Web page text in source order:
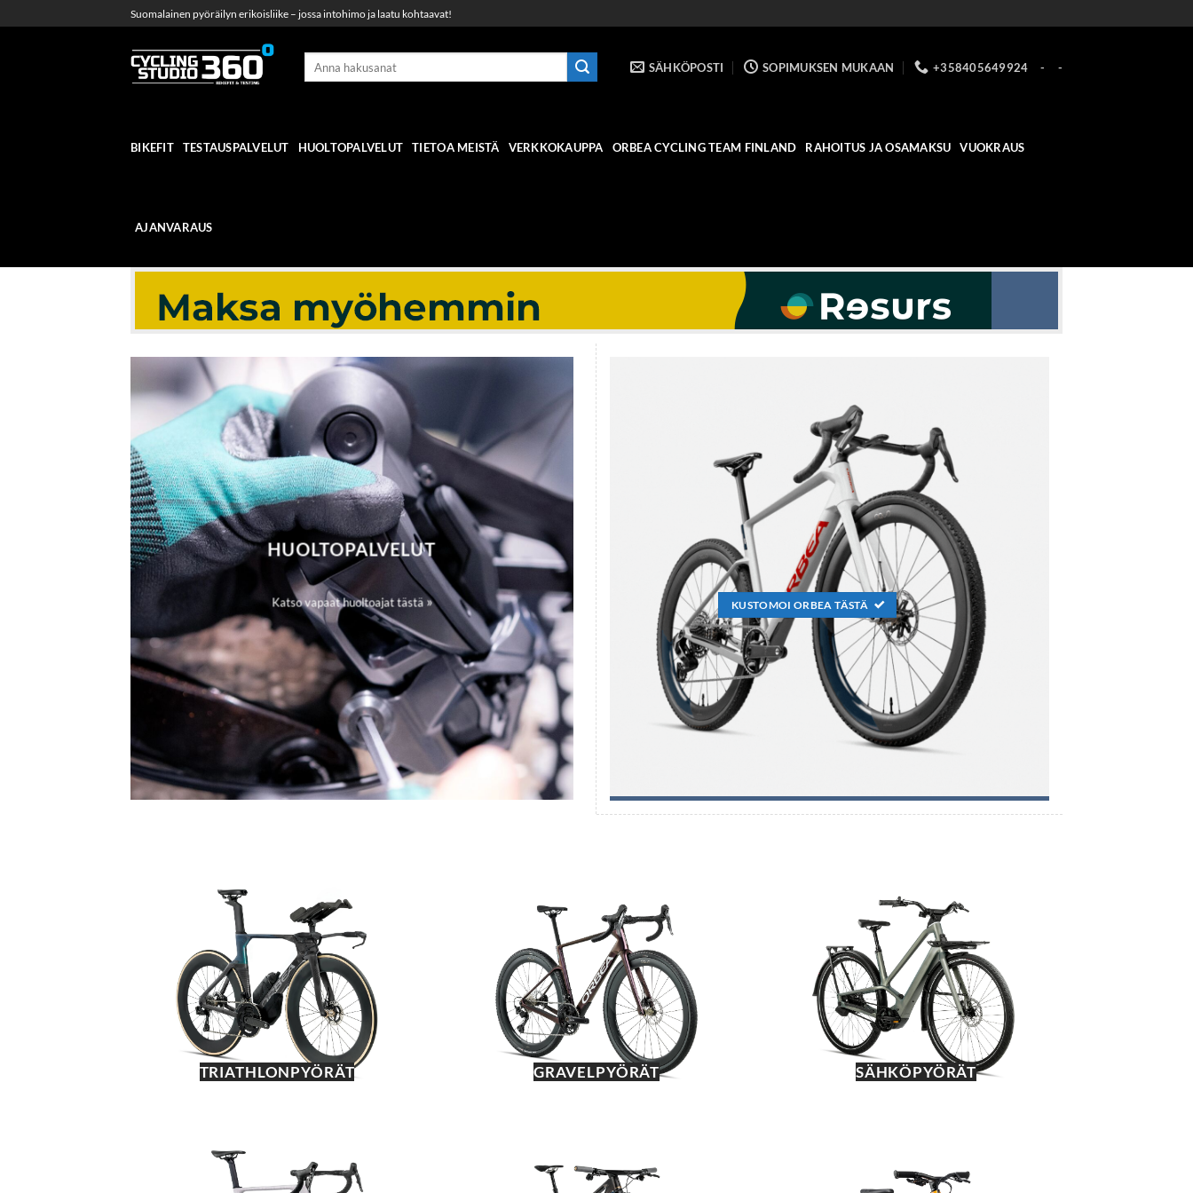
to
Suomalainen pyöräilyn erikoisliike – jossa intohimo ja laatu kohtaavat!
SÄHKÖPOSTI SOPIMUKSEN MUKAAN +358405649924 - -
BIKEFIT TESTAUSPALVELUT HUOLTOPALVELUT TIETOA MEISTÄ VERKKOKAUPPA ORBEA CYCLING TEAM FINLAND RAHOITUS JA OSAMAKSU VUOKRAUS
AJANVARAUS
HUOLTOPALVELUT
Katso vapaat huoltoajat tästä» KUSTOMOI ORBEA TÄSTÄ
TRIATHLONPYÖRÄT GRAVELPYÖRÄT SÄHKÖPYÖRÄT